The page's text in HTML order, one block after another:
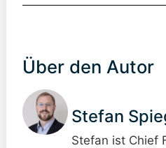
Über den Autor
Stefan
Stefan ist Chief